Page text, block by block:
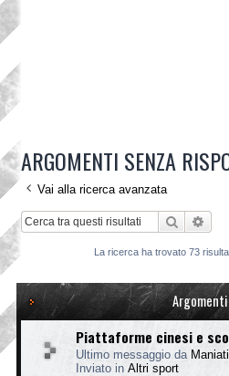
ARGOMENTI SENZA
Vai alla ricerca avanzata
Cerca
La ricerca ha trovato 73
Argomenti
Piattaforme cinesi e
Ultimo messaggio da
Inviato in Altri sport